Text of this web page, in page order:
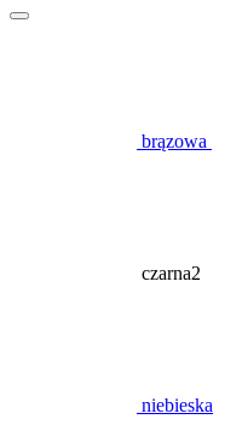
brązowa
czarna2
niebieska